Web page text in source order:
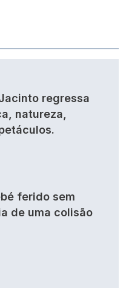
regressa
natureza,
ferido sem
de uma colisão